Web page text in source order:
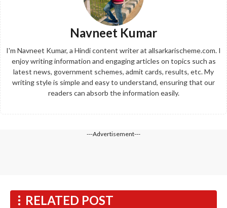
Navneet Kumar
I'm Navneet Kumar, a Hindi content writer at allsarkarischeme.com. I
enjoy writing information and engaging articles on topics such as
latest news, government schemes, admit cards, results, etc. My
writing style is simple and easy to understand, ensuring that our
readers can absorb the information easily.
---Advertisement---
RELATED POST